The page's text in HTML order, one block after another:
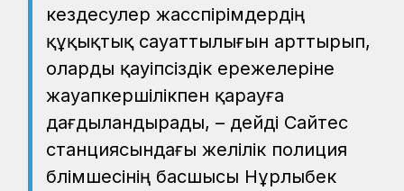
кездесулер жасөспірімдердің
құқықтық сауаттылығын арттырып,
оларды қауіпсіздік ережелеріне
жауапкершілікпен қарауға
дағдыландырады, – дейді Сайөтес
станциясындағы желілік полиция
бөлімшесінің басшысы Нұрлыбек